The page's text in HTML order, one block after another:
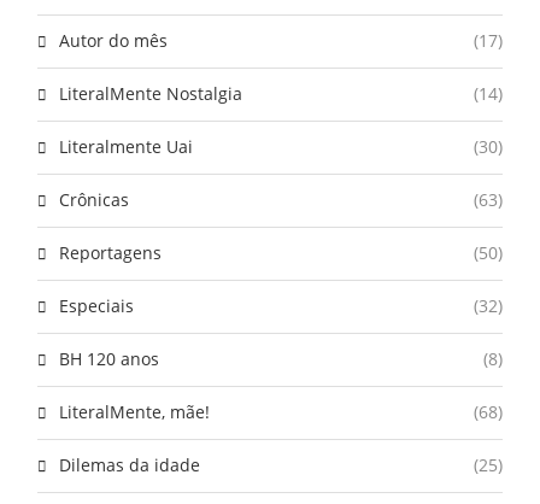
Autor do mês (17)
LiteralMente Nostalgia (14)
Literalmente Uai (30)
Crônicas (63)
Reportagens (50)
Especiais (32)
BH 120 anos (8)
LiteralMente, mãe! (68)
Dilemas da idade (25)